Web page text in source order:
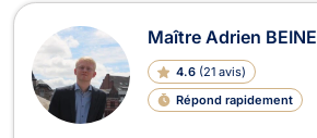
Maître Adrien BEINE
4.6 (21 avis)
Répond rapidement